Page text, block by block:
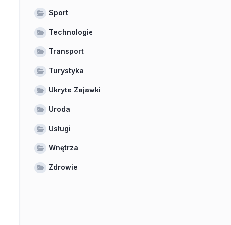
Sport
Technologie
Transport
Turystyka
Ukryte Zajawki
Uroda
Usługi
Wnętrza
Zdrowie